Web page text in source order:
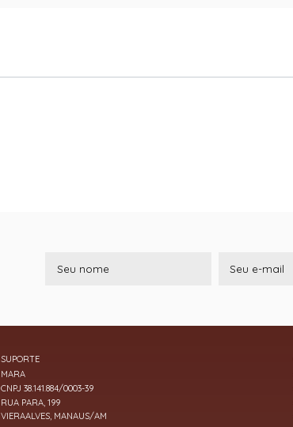
SUPORTE
MARA
CNPJ 38.141.884/0003-39
RUA PARA, 199
VIERAALVES, MANAUS/AM